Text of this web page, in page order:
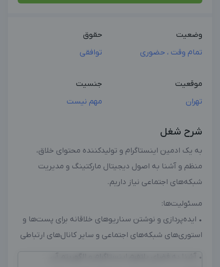
وضعیت
تمام وقت ، حضوری
حقوق
توافقی
موقعیت
تهران
جنسیت
مهم نیست
شرح شغل
به یک ادمین اینستاگرام و تولیدکننده محتوای خلاق،
منظم و آشنا به اصول دیجیتال مارکتینگ و مدیریت
شبکه‌های اجتماعی نیاز داریم.
مسئولیت‌ها:
️• ایده‌پردازی و نوشتن سناریوهای خلاقانه برای پست‌ها و
استوری‌های شبکه‌های اجتماعی و سایر کانال‌های ارتباطی
• آشنا به فضای پلتفرم اینستاگرام و الگوریتم آن